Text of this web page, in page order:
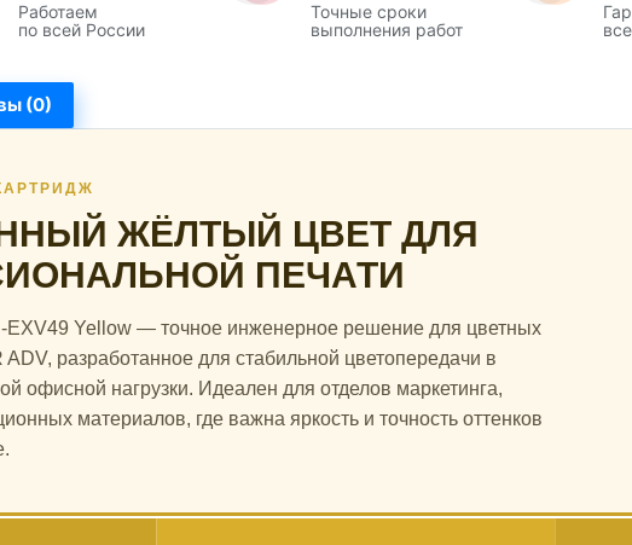
Работаем
по всей России
Точные сроки
выполнения работ
(0)
ЖЁЛТЫЙ ЦВЕТ ДЛЯ
ПЕЧАТИ
EXV49 Yellow — точное инженерное решение для цветных
разработанное для стабильной цветопередачи в
офисной нагрузки. Идеален для отделов маркетинга,
материалов, где важна яркость и точность оттенков